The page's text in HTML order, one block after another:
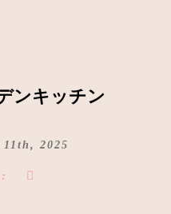
ンキッチン
2025